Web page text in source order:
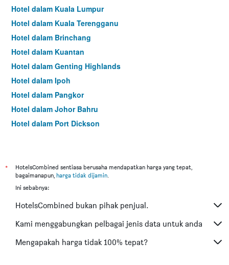
Hotel dalam Kuala Lumpur
Hotel dalam Kuala Terengganu
Hotel dalam Brinchang
Hotel dalam Kuantan
Hotel dalam Genting Highlands
Hotel dalam Ipoh
Hotel dalam Pangkor
Hotel dalam Johor Bahru
Hotel dalam Port Dickson
*
HotelsCombined sentiasa berusaha mendapatkan harga yang tepat,
bagaimanapun, harga tidak dijamin.
Ini sebabnya:
HotelsCombined bukan pihak penjual.
Kami menggabungkan pelbagai jenis data untuk anda
Mengapakah harga tidak 100% tepat?